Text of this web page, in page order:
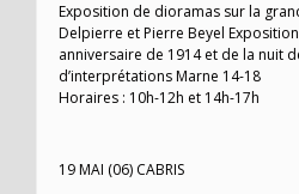
Exposition de dioramas sur la
Delpierre et Pierre Beyel
anniversaire de 1914 et de la nuit
d’interprétations Marne 14-18
Horaires : 10h-12h et 14h-17h
19 MAI (06) CABRIS